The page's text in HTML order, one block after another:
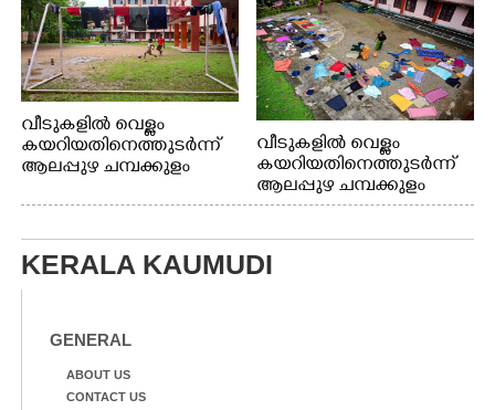
വീടുകളിൽ വെള്ളം
കയറിയതിനെത്തുടർന്ന്
ആലപ്പുഴ ചമ്പക്കുളം
പോരൂക്കര സെൻട്രൽ
ക്യാമ്പിലെത്തിയവർ
വസ്ത്രങ്ങൾ
ഉണക്കാനിട്ടിരിക്കുന്ന
ഫുട്ബോൾ കളികളിൽ
കുട്ടികൾ
വീടുകളിൽ വെള്ളം
കയറിയതിനെത്തുടർന്ന്
ആലപ്പുഴ ചമ്പക്കുളം
ഫാദർ തോമസ്
ക്യാമ്പിലെത്തിയവർ മഴ
KERALA KAUMUDI
GENERAL
ABOUT US
CONTACT US